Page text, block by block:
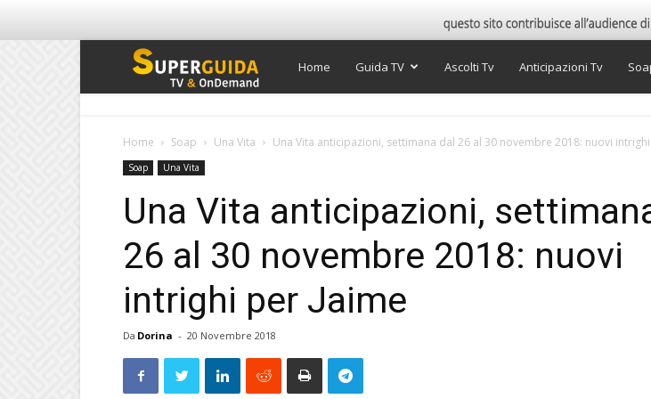
Super
Home Guida TV Ascolti Tv Anticipazioni Tv
Home Soap Una Vita Una Vita anticipazioni, settimana dal 26 al 30 novembre 2018: nuovi
Soap Una Vita
Una Vita anticipazioni,
26 al 30 novembre 2018: nuovi
intrighi per Jaime
Da Dorina - 20 Novembre 2018